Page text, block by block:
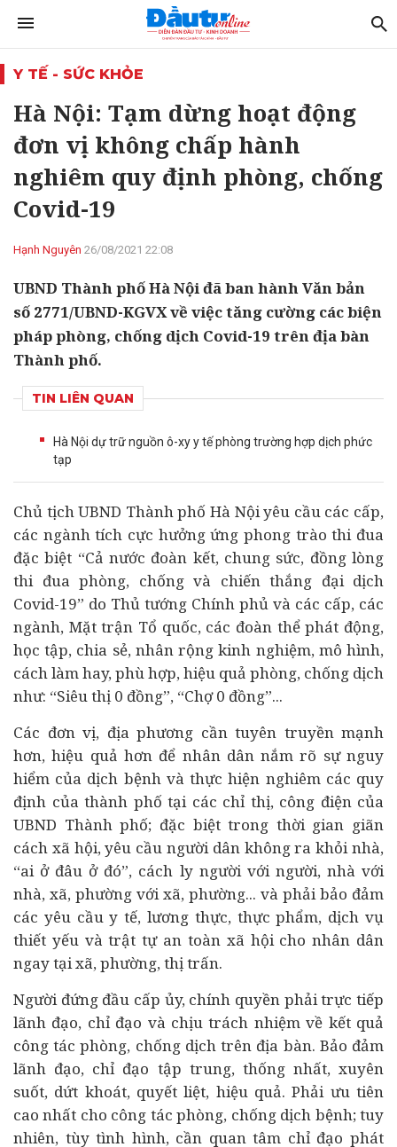
Y TẾ - SỨC KHỎE
Hà Nội: Tạm dừng hoạt động
đơn vị không chấp hành
nghiêm quy định phòng, chống
Covid-19
Hạnh Nguyên 26/08/2021 22:08
UBND Thành phố Hà Nội đã ban hành Văn bản
số 2771/UBND-KGVX về việc tăng cường các biện
pháp phòng, chống dịch Covid-19 trên địa bàn
Thành phố.
TIN LIÊN QUAN
Hà Nội dự trữ nguồn ô-xy y tế phòng trường hợp dịch phức
tạp
Chủ tịch UBND Thành phố Hà Nội yêu cầu các cấp,
các ngành tích cực hưởng ứng phong trào thi đua
đặc biệt “Cả nước đoàn kết, chung sức, đồng lòng
thi đua phòng, chống và chiến thắng đại dịch
Covid-19” do Thủ tướng Chính phủ và các cấp, các
ngành, Mặt trận Tổ quốc, các đoàn thể phát động,
học tập, chia sẻ, nhân rộng kinh nghiệm, mô hình,
cách làm hay, phù hợp, hiệu quả phòng, chống dịch
như: “Siêu thị 0 đồng”, “Chợ 0 đồng”...
Các đơn vị, địa phương cần tuyên truyền mạnh
hơn, hiệu quả hơn để nhân dân nắm rõ sự nguy
hiểm của dịch bệnh và thực hiện nghiêm các quy
định của thành phố tại các chỉ thị, công điện của
UBND Thành phố; đặc biệt trong thời gian giãn
cách xã hội, yêu cầu người dân không ra khỏi nhà,
“ai ở đâu ở đó”, cách ly người với người, nhà với
nhà, xã, phường với xã, phường... và phải bảo đảm
các yêu cầu y tế, lương thực, thực phẩm, dịch vụ
thiết yếu và trật tự an toàn xã hội cho nhân dân
ngay tại xã, phường, thị trấn.
Người đứng đầu cấp ủy, chính quyền phải trực tiếp
lãnh đạo, chỉ đạo và chịu trách nhiệm về kết quả
công tác phòng, chống dịch trên địa bàn. Bảo đảm
lãnh đạo, chỉ đạo tập trung, thống nhất, xuyên
suốt, dứt khoát, quyết liệt, hiệu quả. Phải ưu tiên
cao nhất cho công tác phòng, chống dịch bệnh; tuy
nhiên, tùy tình hình, cần quan tâm chỉ đạo phát